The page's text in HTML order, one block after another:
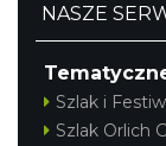
NASZE
Szlak i
Szlak Orlich